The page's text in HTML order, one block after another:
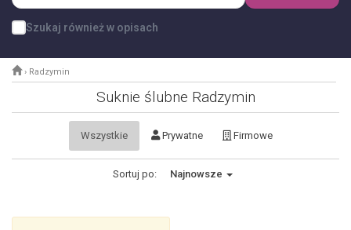
Szukaj również w opisach
› Radzymin
Suknie ślubne Radzymin
Wszystkie Prywatne Firmowe
Sortuj po: Najnowsze